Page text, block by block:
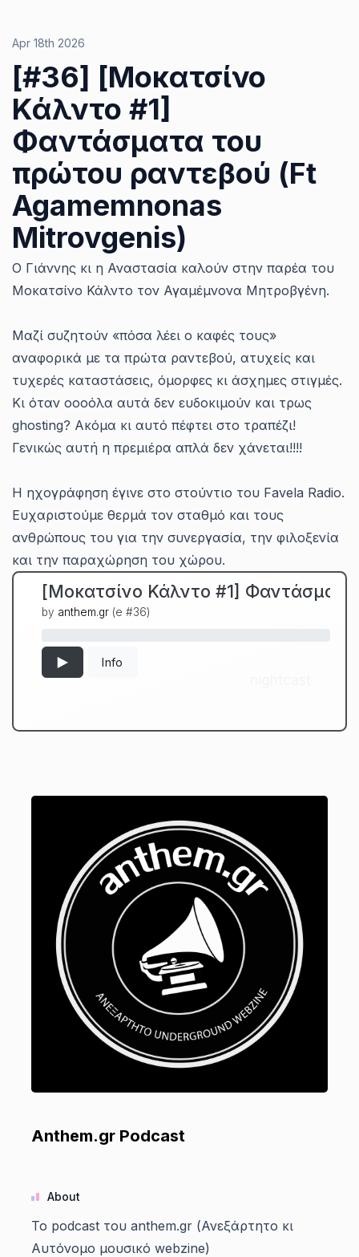
[#36] [Μοκατσίνο
Κάλντο #1]
Φαντάσματα του
πρώτου ραντεβού (Ft
Agamemnonas
Mitrovgenis)
Apr 18th 2026
O Γιάννης κι η Αναστασία καλούν στην παρέα του
Μοκατσίνο Κάλντο τον Αγαμέμνονα Μητροβγένη.
Μαζί συζητούν «πόσα λέει ο καφές τους»
αναφορικά με τα πρώτα ραντεβού, ατυχείς και
τυχερές καταστάσεις, όμορφες κι άσχημες στιγμές.
Κι όταν οοοόλα αυτά δεν ευδοκιμούν και τρως
ghosting? Ακόμα κι αυτό πέφτει στο τραπέζι!
Γενικώς αυτή η πρεμιέρα απλά δεν χάνεται!!!!
Η ηχογράφηση έγινε στο στούντιο του Favela Radio.
Ευχαριστούμε θερμά τον σταθμό και τους
ανθρώπους του για την συνεργασία, την φιλοξενία
και την παραχώρηση του χώρου.
Anthem.gr Podcast
About
Το podcast του anthem.gr (Ανεξάρτητο κι
Αυτόνομο μουσικό webzine)